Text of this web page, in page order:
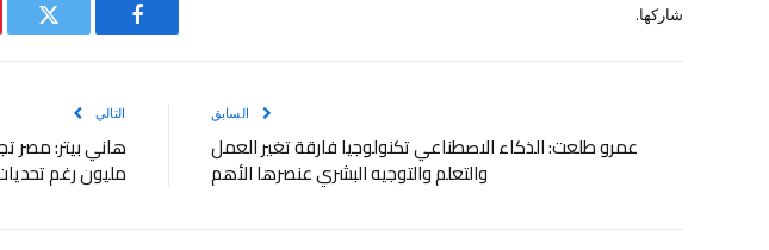
شاركها.
فيسبوك
تويتر
السابق
عمرو طلعت: الذكاء الاصطناعي تكنولوجيا فارقة تغير العمل
والتعلم والتوجيه البشري عنصرها الأهم
التالي
مليون رغم